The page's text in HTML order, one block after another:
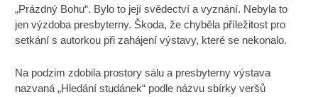
„Prázdný Bohu“. Bylo to její svědectví a vyznání. Nebyla to
jen výzdoba presbyterny. Škoda, že chyběla příležitost pro
setkání s autorkou při zahájení výstavy, které se nekonalo.
Na podzim zdobila prostory sálu a presbyterny výstava
nazvaná „Hledání studánek“ podle názvu sbírky veršů